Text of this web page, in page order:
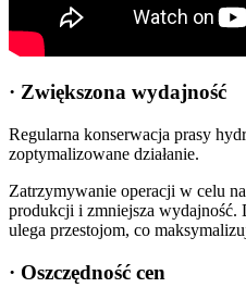
· Zwiększona wydajność
Regularna konserwacja prasy
zoptymalizowane działanie.
Zatrzymywanie operacji w celu
produkcji i zmniejsza wydajność.
ulega przestojom, co
· Oszczędność cen